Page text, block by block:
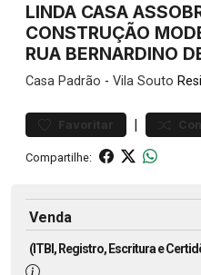
LINDA CASA
CONSTRUÇÃO
RUA BERNARDINO
Casa Padrão - Vila Souto
Favoritar |
Compartilhe:
Venda
(ITBI, Registro, Escritura e